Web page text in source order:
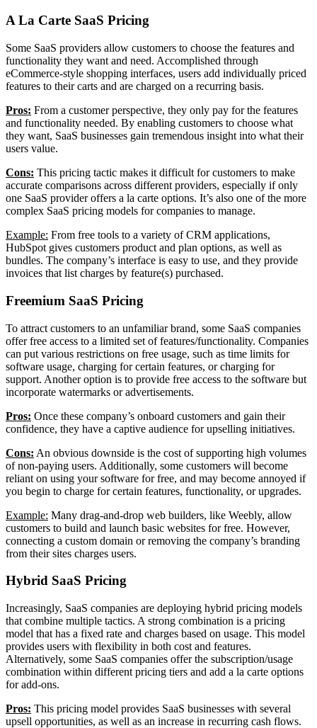
A La Carte SaaS Pricing
Some SaaS providers allow customers to choose the features and
functionality they want and need. Accomplished through
eCommerce-style shopping interfaces, users add individually priced
features to their carts and are charged on a recurring basis.
Pros: From a customer perspective, they only pay for the features
and functionality needed. By enabling customers to choose what
they want, SaaS businesses gain tremendous insight into what their
users value.
Cons: This pricing tactic makes it difficult for customers to make
accurate comparisons across different providers, especially if only
one SaaS provider offers a la carte options. It’s also one of the more
complex SaaS pricing models for companies to manage.
Example: From free tools to a variety of CRM applications,
HubSpot gives customers product and plan options, as well as
bundles. The company’s interface is easy to use, and they provide
invoices that list charges by feature(s) purchased.
Freemium SaaS Pricing
To attract customers to an unfamiliar brand, some SaaS companies
offer free access to a limited set of features/functionality. Companies
can put various restrictions on free usage, such as time limits for
software usage, charging for certain features, or charging for
support. Another option is to provide free access to the software but
incorporate watermarks or advertisements.
Pros: Once these company’s onboard customers and gain their
confidence, they have a captive audience for upselling initiatives.
Cons: An obvious downside is the cost of supporting high volumes
of non-paying users. Additionally, some customers will become
reliant on using your software for free, and may become annoyed if
you begin to charge for certain features, functionality, or upgrades.
Example: Many drag-and-drop web builders, like Weebly, allow
customers to build and launch basic websites for free. However,
connecting a custom domain or removing the company’s branding
from their sites charges users.
Hybrid SaaS Pricing
Increasingly, SaaS companies are deploying hybrid pricing models
that combine multiple tactics. A strong combination is a pricing
model that has a fixed rate and charges based on usage. This model
provides users with flexibility in both cost and features.
Alternatively, some SaaS companies offer the subscription/usage
combination within different pricing tiers and add a la carte options
for add-ons.
Pros: This pricing model provides SaaS businesses with several
upsell opportunities, as well as an increase in recurring cash flows.